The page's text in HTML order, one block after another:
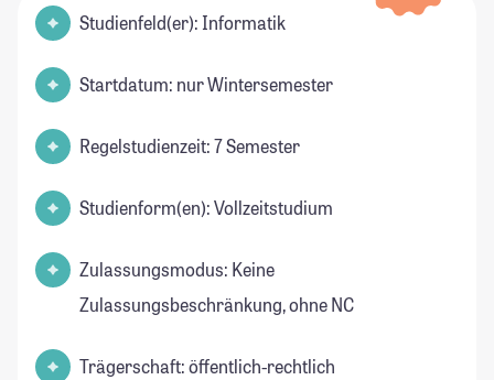
Studienfeld(er): Informatik
Startdatum: nur Wintersemester
Regelstudienzeit: 7 Semester
Studienform(en): Vollzeitstudium
Zulassungsmodus: Keine
Zulassungsbeschränkung, ohne NC
Trägerschaft: öffentlich-rechtlich